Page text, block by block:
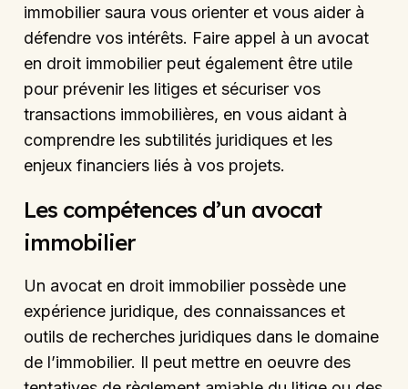
immobilier saura vous orienter et vous aider à
défendre vos intérêts. Faire appel à un avocat
en droit immobilier peut également être utile
pour prévenir les litiges et sécuriser vos
transactions immobilières, en vous aidant à
comprendre les subtilités juridiques et les
enjeux financiers liés à vos projets.
Les compétences d’un avocat
immobilier
Un avocat en droit immobilier possède une
expérience juridique, des connaissances et
outils de recherches juridiques dans le domaine
de l’immobilier. Il peut mettre en oeuvre des